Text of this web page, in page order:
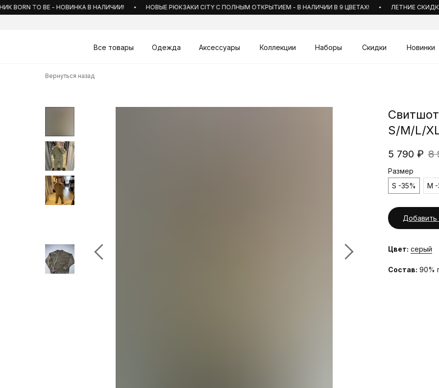
TO BE - НОВИНКА В НАЛИЧИИ! НОВЫЕ РЮКЗАКИ CITY С ПОЛНЫМ ОТКРЫТИЕМ - В НАЛИЧИИ В 9 ЦВЕТАХ! ЛЕТНИЕ СКИДКИ
Все товары Одежда Аксессуары Наборы Скидки Новинки
Коллекции
Вернуться назад
S/M/L/
5 790 ₽ 8
Размер
S -35%
M -
Добавить
Цвет: серый
Состав: 90%